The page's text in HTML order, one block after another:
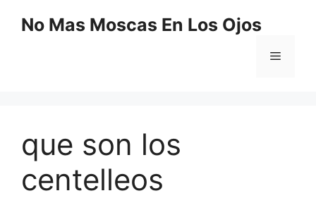
No Mas Moscas En Los Ojos
Menú
que son los
centelleos